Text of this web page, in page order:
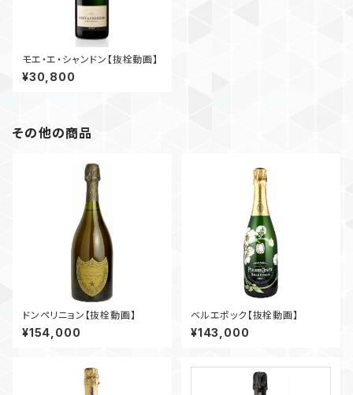
モエ・エ・シャンドン【抜栓動画】
¥30,800
その他の商品
ドンペリニョン【抜栓動画】
¥154,000
ベルエポック【抜栓動画】
¥143,000